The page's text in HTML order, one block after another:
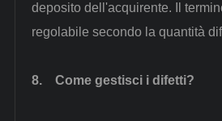
deposito dell'acquirente. Il
regolabile secondo la quantità
8. Come gestisci i difetti?